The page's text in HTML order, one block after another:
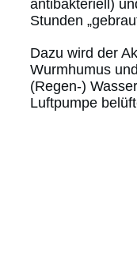
antibakteriell)
Stunden
Dazu wird der
Wurmhumus
(Regen-)
Luftpumpe